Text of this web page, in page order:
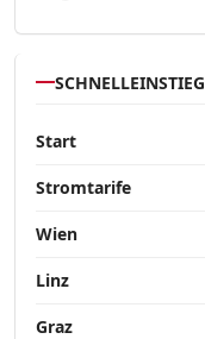
SCHNELLEINSTIEG
Start
Stromtarife
Wien
Linz
Graz